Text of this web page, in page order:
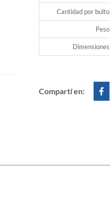
Cantidad por bulto
Peso
Dimensiones
Compartí en: